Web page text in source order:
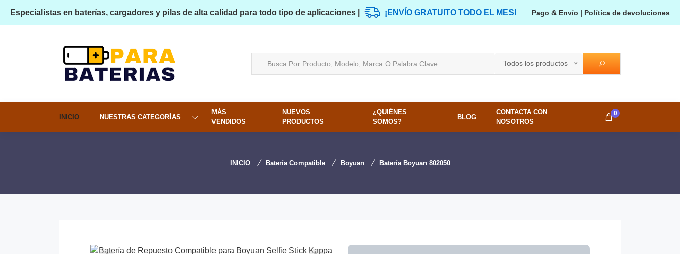
Especialistas en baterías, cargadores y pilas de alta calidad para todo tipo de aplicaciones | ¡ENVÍO GRATUITO TODO EL MES! Pago & Envío | Política de devoluciones
Todos los productos
INICIO NUESTRAS CATEGORÍAS
MÁS
VENDIDOS
NUEVOS
PRODUCTOS
¿QUIÉNES
SOMOS?
BLOG
CONTACTA CON
NOSOTROS
0
INICIO Batería Compatible Boyuan Batería Boyuan 802050